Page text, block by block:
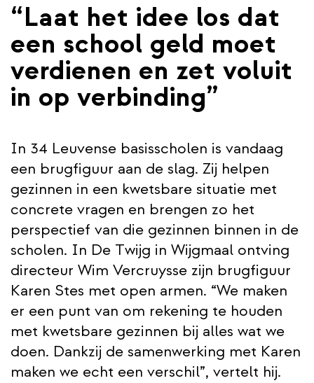
“Laat het idee los dat
een school geld moet
verdienen en zet voluit
in op verbinding”
In 34 Leuvense basisscholen is vandaag
een brugfiguur aan de slag. Zij helpen
gezinnen in een kwetsbare situatie met
concrete vragen en brengen zo het
perspectief van die gezinnen binnen in de
scholen. In De Twijg in Wijgmaal ontving
directeur Wim Vercruysse zijn brugfiguur
Karen Stes met open armen. “We maken
er een punt van om rekening te houden
met kwetsbare gezinnen bij alles wat we
doen. Dankzij de samenwerking met Karen
maken we echt een verschil”, vertelt hij.